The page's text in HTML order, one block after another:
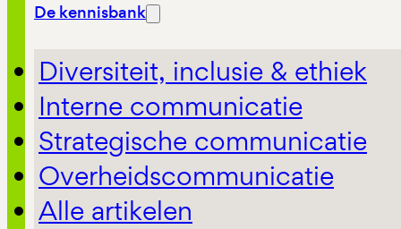
De kennisbank
Diversiteit, inclusie & ethiek
Interne communicatie
Strategische communicatie
Overheidscommunicatie
Alle artikelen